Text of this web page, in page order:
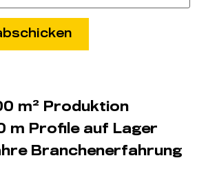
m² Produktion
m Profile auf Lager
Branchenerfahrung